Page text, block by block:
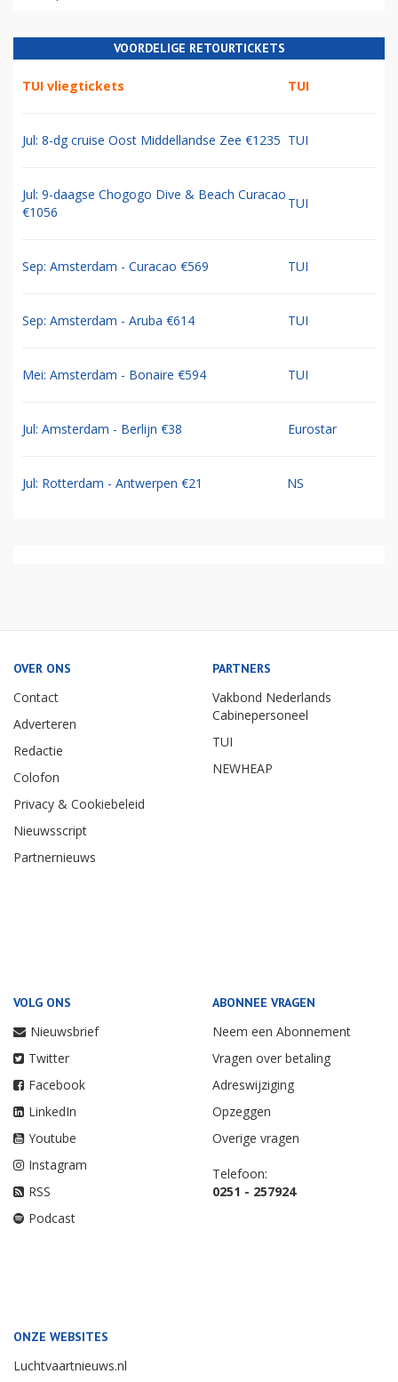
VOORDELIGE RETOURTICKETS
TUI vliegtickets TUI
Jul: 8-dg cruise Oost Middellandse Zee €1235 TUI
Jul: 9-daagse Chogogo Dive & Beach Curacao
€1056
TUI
Sep: Amsterdam - Curacao €569 TUI
Sep: Amsterdam - Aruba €614 TUI
Mei: Amsterdam - Bonaire €594 TUI
Jul: Amsterdam - Berlijn €38 Eurostar
Jul: Rotterdam - Antwerpen €21 NS
OVER ONS
Contact
Adverteren
Redactie
Colofon
Privacy & Cookiebeleid
Nieuwsscript
Partnernieuws
PARTNERS
Vakbond Nederlands
Cabinepersoneel
TUI
NEWHEAP
VOLG ONS
Nieuwsbrief
Twitter
Facebook
LinkedIn
Youtube
Instagram
RSS
Podcast
ABONNEE VRAGEN
Neem een Abonnement
Vragen over betaling
Adreswijziging
Opzeggen
Overige vragen
Telefoon:
0251 - 257924
ONZE WEBSITES
Luchtvaartnieuws.nl